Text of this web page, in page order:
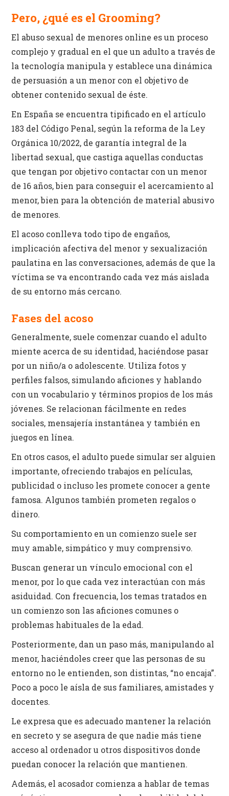
Pero, ¿qué es el Grooming?
El abuso sexual de menores online es un proceso
complejo y gradual en el que un adulto a través de
la tecnología manipula y establece una dinámica
de persuasión a un menor con el objetivo de
obtener contenido sexual de éste.
En España se encuentra tipificado en el artículo
183 del Código Penal, según la reforma de la Ley
Orgánica 10/2022, de garantía integral de la
libertad sexual, que castiga aquellas conductas
que tengan por objetivo contactar con un menor
de 16 años, bien para conseguir el acercamiento al
menor, bien para la obtención de material abusivo
de menores.
El acoso conlleva todo tipo de engaños,
implicación afectiva del menor y sexualización
paulatina en las conversaciones, además de que la
víctima se va encontrando cada vez más aislada
de su entorno más cercano.
Fases del acoso
Generalmente, suele comenzar cuando el adulto
miente acerca de su identidad, haciéndose pasar
por un niño/a o adolescente. Utiliza fotos y
perfiles falsos, simulando aficiones y hablando
con un vocabulario y términos propios de los más
jóvenes. Se relacionan fácilmente en redes
sociales, mensajería instantánea y también en
juegos en línea.
En otros casos, el adulto puede simular ser alguien
importante, ofreciendo trabajos en películas,
publicidad o incluso les promete conocer a gente
famosa. Algunos también prometen regalos o
dinero.
Su comportamiento en un comienzo suele ser
muy amable, simpático y muy comprensivo.
Buscan generar un vínculo emocional con el
menor, por lo que cada vez interactúan con más
asiduidad. Con frecuencia, los temas tratados en
un comienzo son las aficiones comunes o
problemas habituales de la edad.
Posteriormente, dan un paso más, manipulando al
menor, haciéndoles creer que las personas de su
entorno no le entienden, son distintas, “no encaja”.
Poco a poco le aísla de sus familiares, amistades y
docentes.
Le expresa que es adecuado mantener la relación
en secreto y se asegura de que nadie más tiene
acceso al ordenador u otros dispositivos donde
puedan conocer la relación que mantienen.
Además, el acosador comienza a hablar de temas